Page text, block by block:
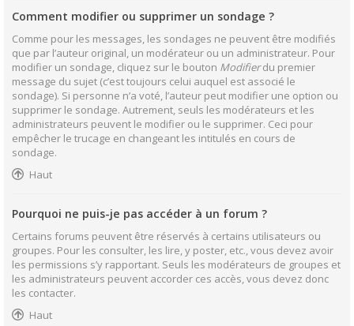
Comment modifier ou supprimer un sondage ?
Comme pour les messages, les sondages ne peuvent être modifiés
que par l’auteur original, un modérateur ou un administrateur. Pour
modifier un sondage, cliquez sur le bouton Modifierdu premier
message du sujet (c’est toujours celui auquel est associé le
sondage). Si personne n’a voté, l’auteur peut modifier une option ou
supprimer le sondage. Autrement, seuls les modérateurs et les
administrateurs peuvent le modifier ou le supprimer. Ceci pour
empêcher le trucage en changeant les intitulés en cours de
sondage.
Haut
Pourquoi ne puis-je pas accéder à un forum ?
Certains forums peuvent être réservés à certains utilisateurs ou
groupes. Pour les consulter, les lire, y poster, etc., vous devez avoir
les permissions s’y rapportant. Seuls les modérateurs de groupes et
les administrateurs peuvent accorder ces accès, vous devez donc
les contacter.
Haut